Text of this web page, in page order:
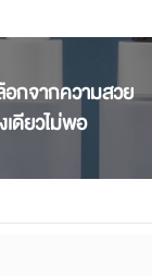
อกจากความสวย
เดียวไม่พอ